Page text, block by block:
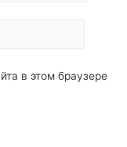
в этом браузере